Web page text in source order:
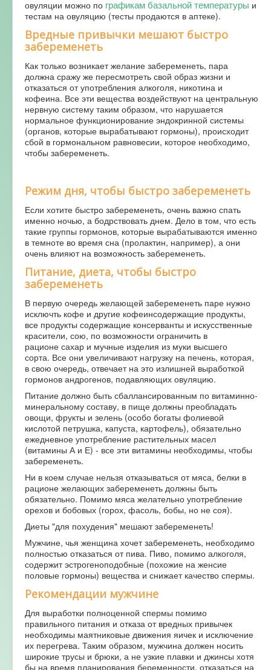
овуляции можно по графикам базальной температуры и
тестам на овуляцию (тесты продаются в аптеке).
Вредные привычки мешают быстро
забеременеть
Как только возникает желание забеременеть, пара
должна сражу же пересмотреть свой образ жизни и
отказаться от употребления алкоголя, никотина и
кофеина. Все эти вещества воздействуют на центральную
нервную систему таким образом, что нарушается
нормальное функционирование эндокринной системы
(органов, которые вырабатывают гормоны), происходит
сбой в гормональном равновесии, которое необходимо,
чтобы забеременеть.
Режим дня, чтобы быстро забеременеть
Если хотите быстро забеременеть, очень важно спать
именно ночью, а бодрствовать днем. Дело в том, что есть
такие группы гормонов, которые вырабатываются именно
в темноте во время сна (пролактин, например), а они
очень влияют на возможность забеременеть.
Питание, диета, чтобы быстро
забеременеть
В первую очередь желающей забеременеть паре нужно
исключть кофе и другие кофеинсодержащие продукты,
все продукты содержащие консерванты и искусственные
красители, сою, по возможности ограничить в
рационе сахар и мучные изделия из муки высшего
сорта. Все они увеличивают нагрузку на печень, которая,
в свою очередь, отвечает на это излишней выработкой
гормонов андрогенов, подавляющих овуляцию.
Питание должно быть сбаллансированным по витаминно-
минеральному составу, в пище должны преобладать
овощи, фрукты и зелень (особо богаты фолиевой
кислотой петрушка, капуста, картофель), обязательно
ежедневное употребление растительных масел
(витамины А и Е) - все эти витамины необходимы, чтобы
забеременеть.
Ни в коем случае нельзя отказываться от мяса, белки в
рационе желающих забеременеть должны быть
обязательно. Помимо мяса желательно употребление
орехов и бобовых (горох, фасоль, бобы, но не соя).
Диеты "для похудения" мешают забеременеть!
Мужчине, чья женщина хочет забеременеть, необходимо
полностью отказаться от пива. Пиво, помимо алкоголя,
содержит эстрогеноподобные (похожие на женсие
половые гормоны) вещества и снижает качество спермы.
Рекомендации мужчине
Для выработки полноценной спермы помимо
правильного питания и отказа от вредных привычек
необходимы маятниковые движения яичек и исключение
их перегрева. Таким образом, мужчина должен носить
широкие трусы и брюки, а не узкие плавки и джинсы хотя
бы на время планирования беременности, отказаться на